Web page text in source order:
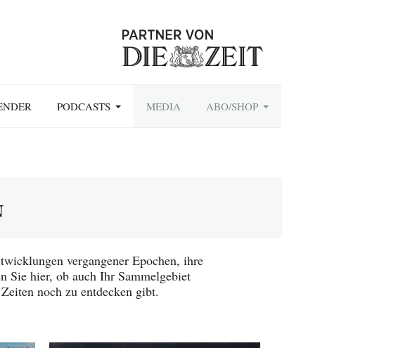
PODCASTS MEDIA ABO/SHOP
vergangener Epochen, ihre
Sie hier, ob auch Ihr Sammelgebiet
noch zu entdecken gibt.